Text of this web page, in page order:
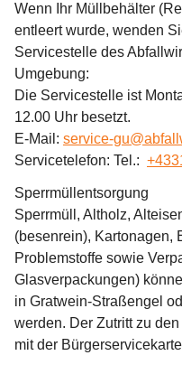
Wenn Ihr Müllbehälter
entleert wurde, wenden
Servicestelle des
Umgebung:
Die Servicestelle ist
12.00 Uhr besetzt.
E-Mail: service-
Servicetelefon: Tel.:
Sperrmüllentsorgung
Sperrmüll, Altholz,
(besenrein), Kartonagen,
Problemstoffe sowie
Glasverpackungen)
in Gratwein-Straßengel
werden. Der Zutritt zu
mit der